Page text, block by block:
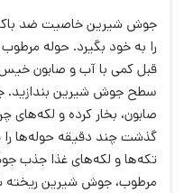
جوش شیرین خاصیت ضد
را به خود بگیرد. حوله مرطوب
قبل کمی با آب و صابون خیس
سطح جوش شیرین بندازید.
صابون، بخار کرده و لکه‌های
گذشت چند دقیقه حوله‌ها را
تکه‌ها و لکه‌های غذا جذب
مرطوب، جوش شیرین ریخته